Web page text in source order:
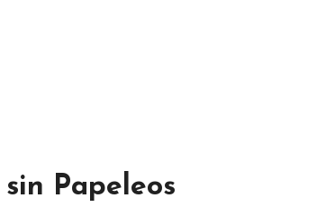
Papeleos